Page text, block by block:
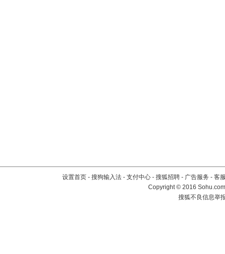
设置首页 - 搜狗输入法 - 支付中心 - 搜狐招聘 - 广告服务 - 客
Copyright©2016
搜狐不良信息举